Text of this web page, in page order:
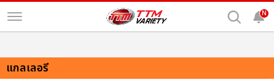
N
แกลเลอรี